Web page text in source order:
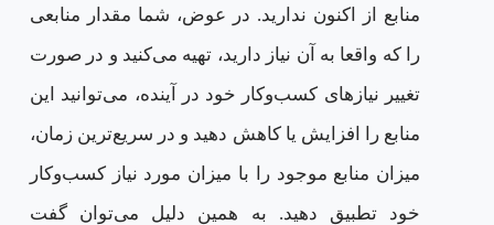
منابع از اکنون ندارید. در عوض، شما مقدار منابعی
را که واقعا به آن نیاز دارید، تهیه می‌کنید و در صورت
تغییر نیازهای کسب‌وکار خود در آینده، می‌توانید این
منابع را افزایش یا کاهش دهید و در سریع‌ترین زمان،
میزان منابع موجود را با میزان مورد نیاز کسب‌وکار
خود تطبیق دهید. به همین دلیل می‌توان گفت